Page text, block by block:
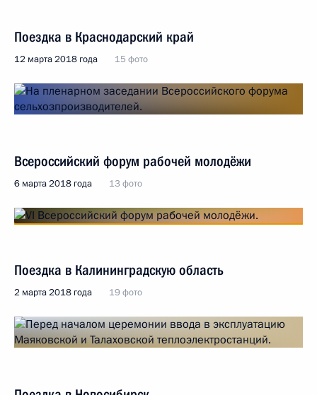
Поездка в Краснодарский край
12 марта 2018 года 15 фото
Всероссийский форум рабочей молодёжи
6 марта 2018 года 13 фото
Поездка в Калининградскую область
2 марта 2018 года 19 фото